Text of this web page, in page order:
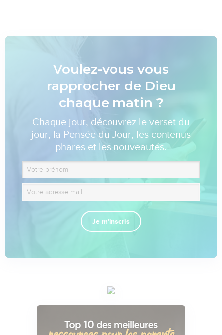
Voulez-vous vous
rapprocher de Dieu
chaque matin ?
Chaque jour, découvrez le verset du
jour, la Pensée du Jour, les contenus
phares et les nouveautés.
Je m'inscris